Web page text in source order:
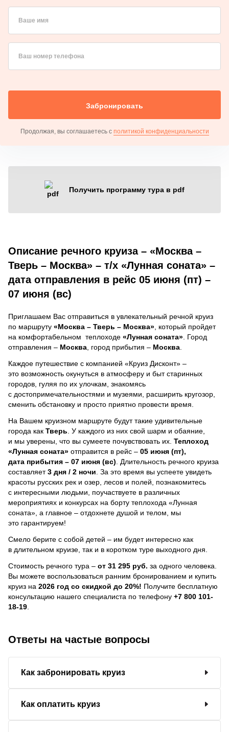
Ваше имя
Ваш номер телефона
Забронировать
Продолжая, вы соглашаетесь с политикой конфиденциальности
Получить программу тура в pdf
Описание речного круиза – «Москва –
Тверь – Москва» – т/х «Лунная соната» –
дата отправления в рейс 05 июня (пт) –
07 июня (вс)
Приглашаем Вас отправиться в увлекательный речной круиз
по маршруту «Москва – Тверь – Москва» , который пройдет
на комфортабельном теплоходе «Лунная соната» . Город
отправления – Москва , город прибытия – Москва
Каждое путешествие с компанией «Круиз Дисконт» –
это возможность окунуться в атмосферу и быт старинных
городов, гуляя по их улочкам, знакомясь
с достопримечательностями и музеями, расширить кругозор,
сменить обстановку и просто приятно провести время.
На Вашем круизном маршруте будут такие удивительные
города как Тверь . У каждого из них свой шарм и обаяние,
и мы уверены, что вы сумеете почувствовать их. Теплоход
«Лунная соната» отправится в рейс – 05 июня (пт),
дата прибытия – 07 июня (вс) . Длительность речного круиза
составляет3 дня / 2 ночи За это время вы успеете увидеть
красоты русских рек и озер, лесов и полей, познакомитесь
с интересными людьми, поучаствуете в различных
мероприятиях и конкурсах на борту теплохода «Лунная
соната», а главное – отдохнете душой и телом, мы
это гарантируем!
Смело берите с собой детей – им будет интересно как
в длительном круизе, так и в коротком туре выходного дня.
Стоимость речного тура – от 31 295 руб. за одного человека.
Вы можете воспользоваться ранним бронированием и купить
круиз на 2026 год со скидкой до 20%! Получите бесплатную
консультацию нашего специалиста по телефону +7 800 101-
18-19
Ответы на частые вопросы
Как забронировать круиз
Как оплатить круиз